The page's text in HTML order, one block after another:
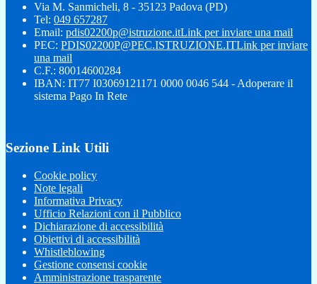
Via M. Sanmicheli, 8 - 35123 Padova (PD)
Tel: 049 657287
Email: pdis02200p@istruzione.itLink per inviare una mail
PEC: PDIS02200P@PEC.ISTRUZIONE.ITLink per inviare
una mail
C.F.: 80014600284
IBAN: IT77 I03069121171 0000 0046 544 - Adoperare il
sistema Pago In Rete
Sezione Link Utili
Cookie policy
Note legali
Informativa Privacy
Ufficio Relazioni con il Pubblico
Dichiarazione di accessibilità
Obiettivi di accessibilità
Whistleblowing
Gestione consensi cookie
Amministrazione trasparente